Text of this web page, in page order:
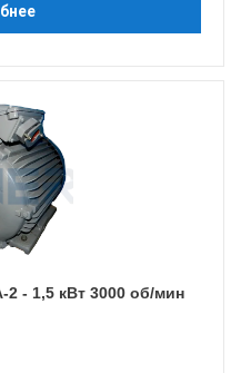
- 1,5 кВт 3000 об/мин